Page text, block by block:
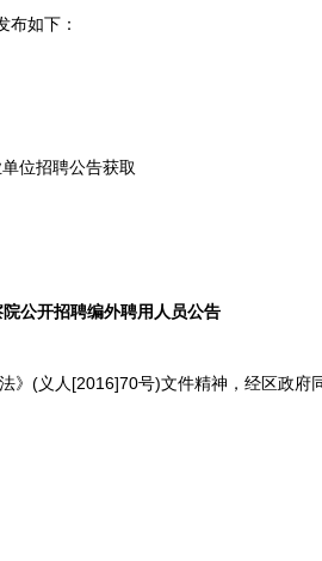
布如下：
公开招聘编外聘用人员公告
(义人[2016]70号)文件精神，经区政府